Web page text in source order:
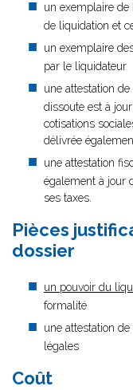
un exemplaire de
de liquidation et
un exemplaire
par le liquidateur
une attestation
dissoute est à
cotisations
délivrée
une attestation
également à jour
ses taxes.
Pièces
dossier
un pouvoir du
formalité
une attestation
légales
Coût